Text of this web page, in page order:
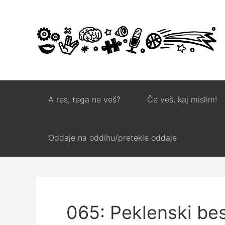
A res, tega ne veš? Če veš, kaj mislim!
Oddaje na oddihu/pretekle oddaje
065: Peklenski